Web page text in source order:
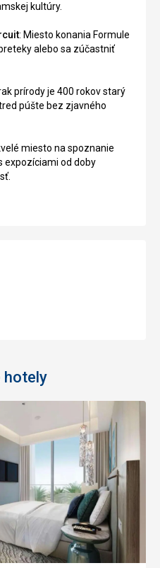
kultúry.
: Miesto konania Formule
alebo sa zúčastniť
prírody je 400 rokov starý
púšte bez zjavného
miesto na spoznanie
expozíciami od doby
hotely